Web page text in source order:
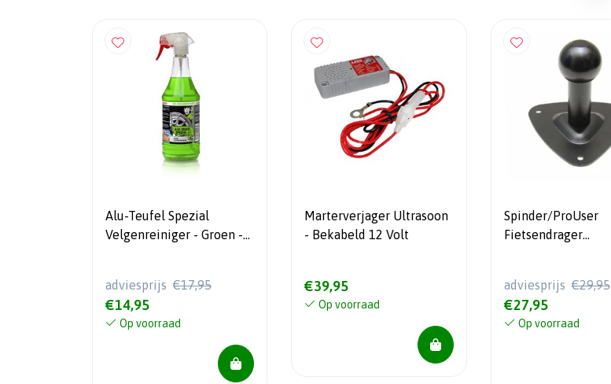
Alu-Teufel Spezial
Velgenreiniger - Groen -
adviesprijs €17,95
€14,95
Op voorraad
Marterverjager Ultrasoon
- Bekabeld 12 Volt
€39,95
Op voorraad
Spinder/ProUser
Fietsendrager
Universeel
adviesprijs €29,95
€27,95
Op voorraad